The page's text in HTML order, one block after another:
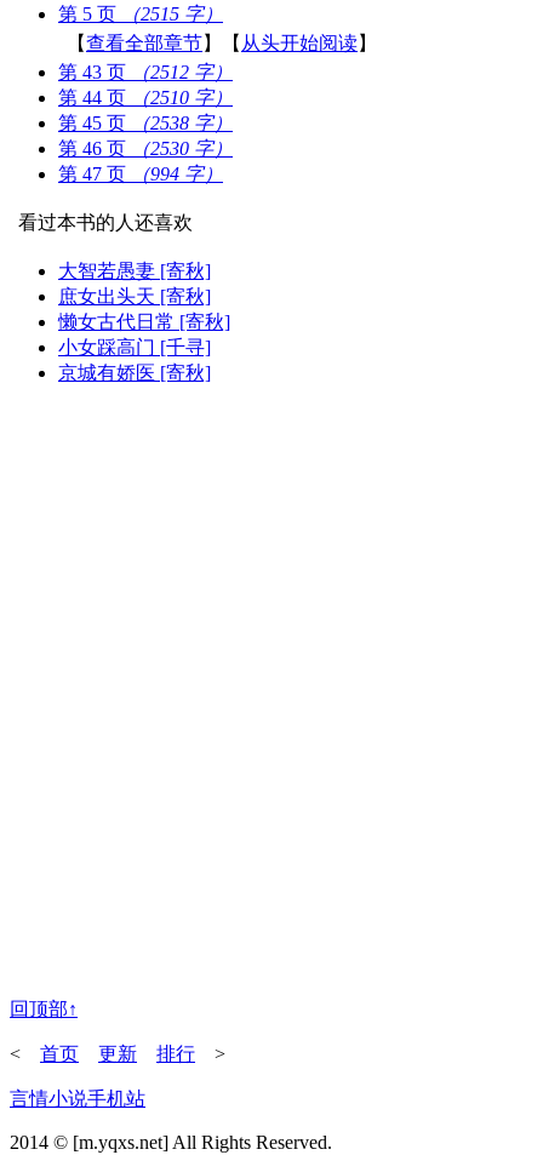
第 5 页
（2515 字）
【查看全部章节】【 从头开始阅读】
第 43 页
（2512 字）
第 44 页
（2510 字）
第 45 页
（2538 字）
第 46 页
（2530 字）
第 47 页
（994 字）
看过本书的人还喜欢
大智若愚妻 [寄秋]
庶女出头天 [寄秋]
懒女古代日常 [寄秋]
小女踩高门 [千寻]
京城有娇医 [寄秋]
回顶部↑
< 首页 更新 排行 >
言情小说手机站
2014 © [m.yqxs.net] All Rights Reserved.